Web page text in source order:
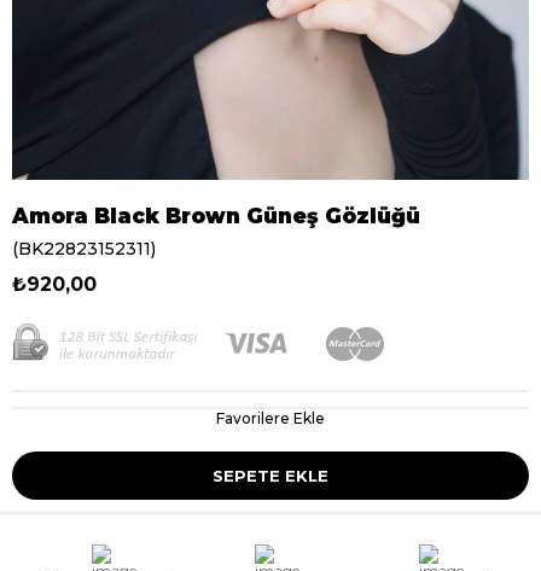
Amora Black Brown Güneş Gözlüğü
(BK22823152311)
₺920,00
Favorilere Ekle